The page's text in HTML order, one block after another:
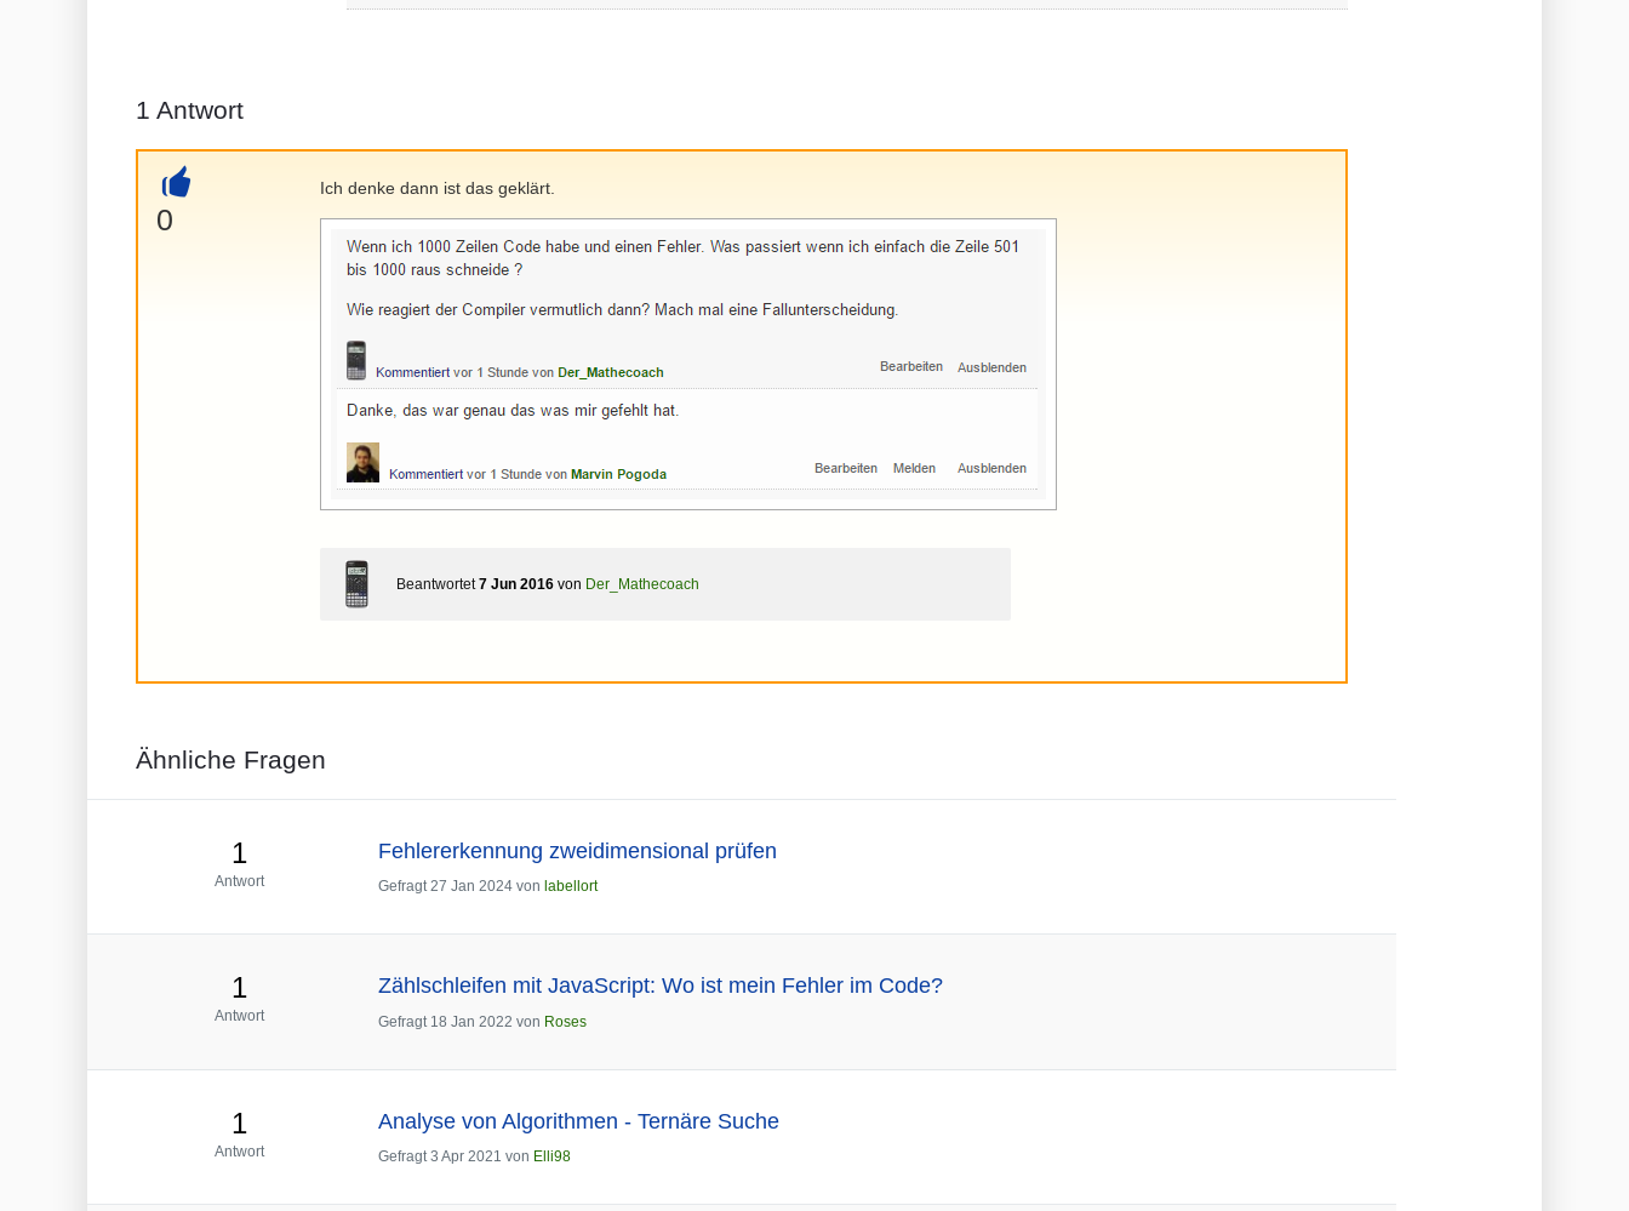
1 Antwort
+
0
Ich denke dann ist das geklärt.
Beantwortet 7 Jun 2016 von Der_Mathecoach
Ähnliche Fragen
1
Antwort
Fehlererkennung zweidimensional prüfen
Gefragt 27 Jan 2024 von labellort
1
Antwort
Zählschleifen mit JavaScript: Wo ist mein Fehler im Code?
Gefragt 18 Jan 2022 von Roses
1
Antwort
Analyse von Algorithmen - Ternäre Suche
Gefragt 3 Apr 2021 von Elli98